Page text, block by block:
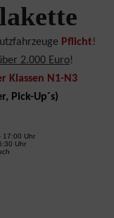
Pflicht!
2.000 Euro!
Klassen N1-N3
Pick-Up´s)
17:00 Uhr
Uhr